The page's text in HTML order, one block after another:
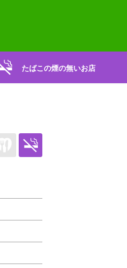
たばこの煙の無いお店